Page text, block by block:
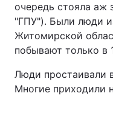
очередь стояла аж
"ГПУ"). Были люди
Житомирской
побывают только в
Люди простаивали
Многие приходили